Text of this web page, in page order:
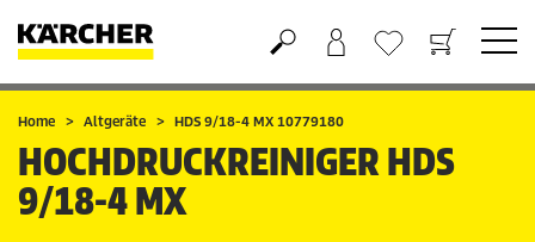
Warenkorb
Wunschliste
Home Altgeräte HDS 9/18-4 MX 10779180
HOCHDRUCKREINIGERHDS
9/18-4 MX